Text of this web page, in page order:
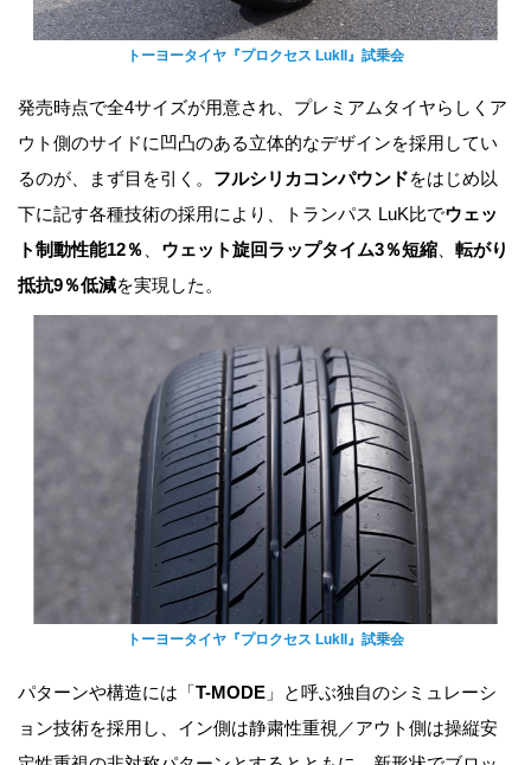
トーヨータイヤ『プロクセス LukII』試乗会
発売時点で全4サイズが用意され、プレミアムタイヤらしくア
ウト側のサイドに凹凸のある立体的なデザインを採用してい
るのが、まず目を引く。 フルシリカコンパウンドをはじめ以
下に記す各種技術の採用により、トランパス LuK比でウェッ
ト制動性能12％
ウェット旋回ラップタイム3％短縮
転がり
抵抗9％低減を実現した。
トーヨータイヤ『プロクセス LukII』試乗会
パターンや構造には「T-MODE 」と呼ぶ独自のシミュレーシ
ョン技術を採用し、イン側は静粛性重視／アウト側は操縦安